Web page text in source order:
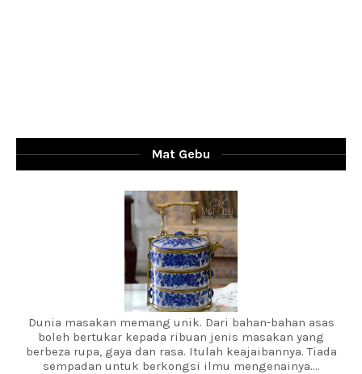
Mat Gebu
Dunia masakan memang unik. Dari bahan-bahan asas
boleh bertukar kepada ribuan jenis masakan yang
berbeza rupa, gaya dan rasa. Itulah keajaibannya. Tiada
sempadan untuk berkongsi ilmu mengenainya....